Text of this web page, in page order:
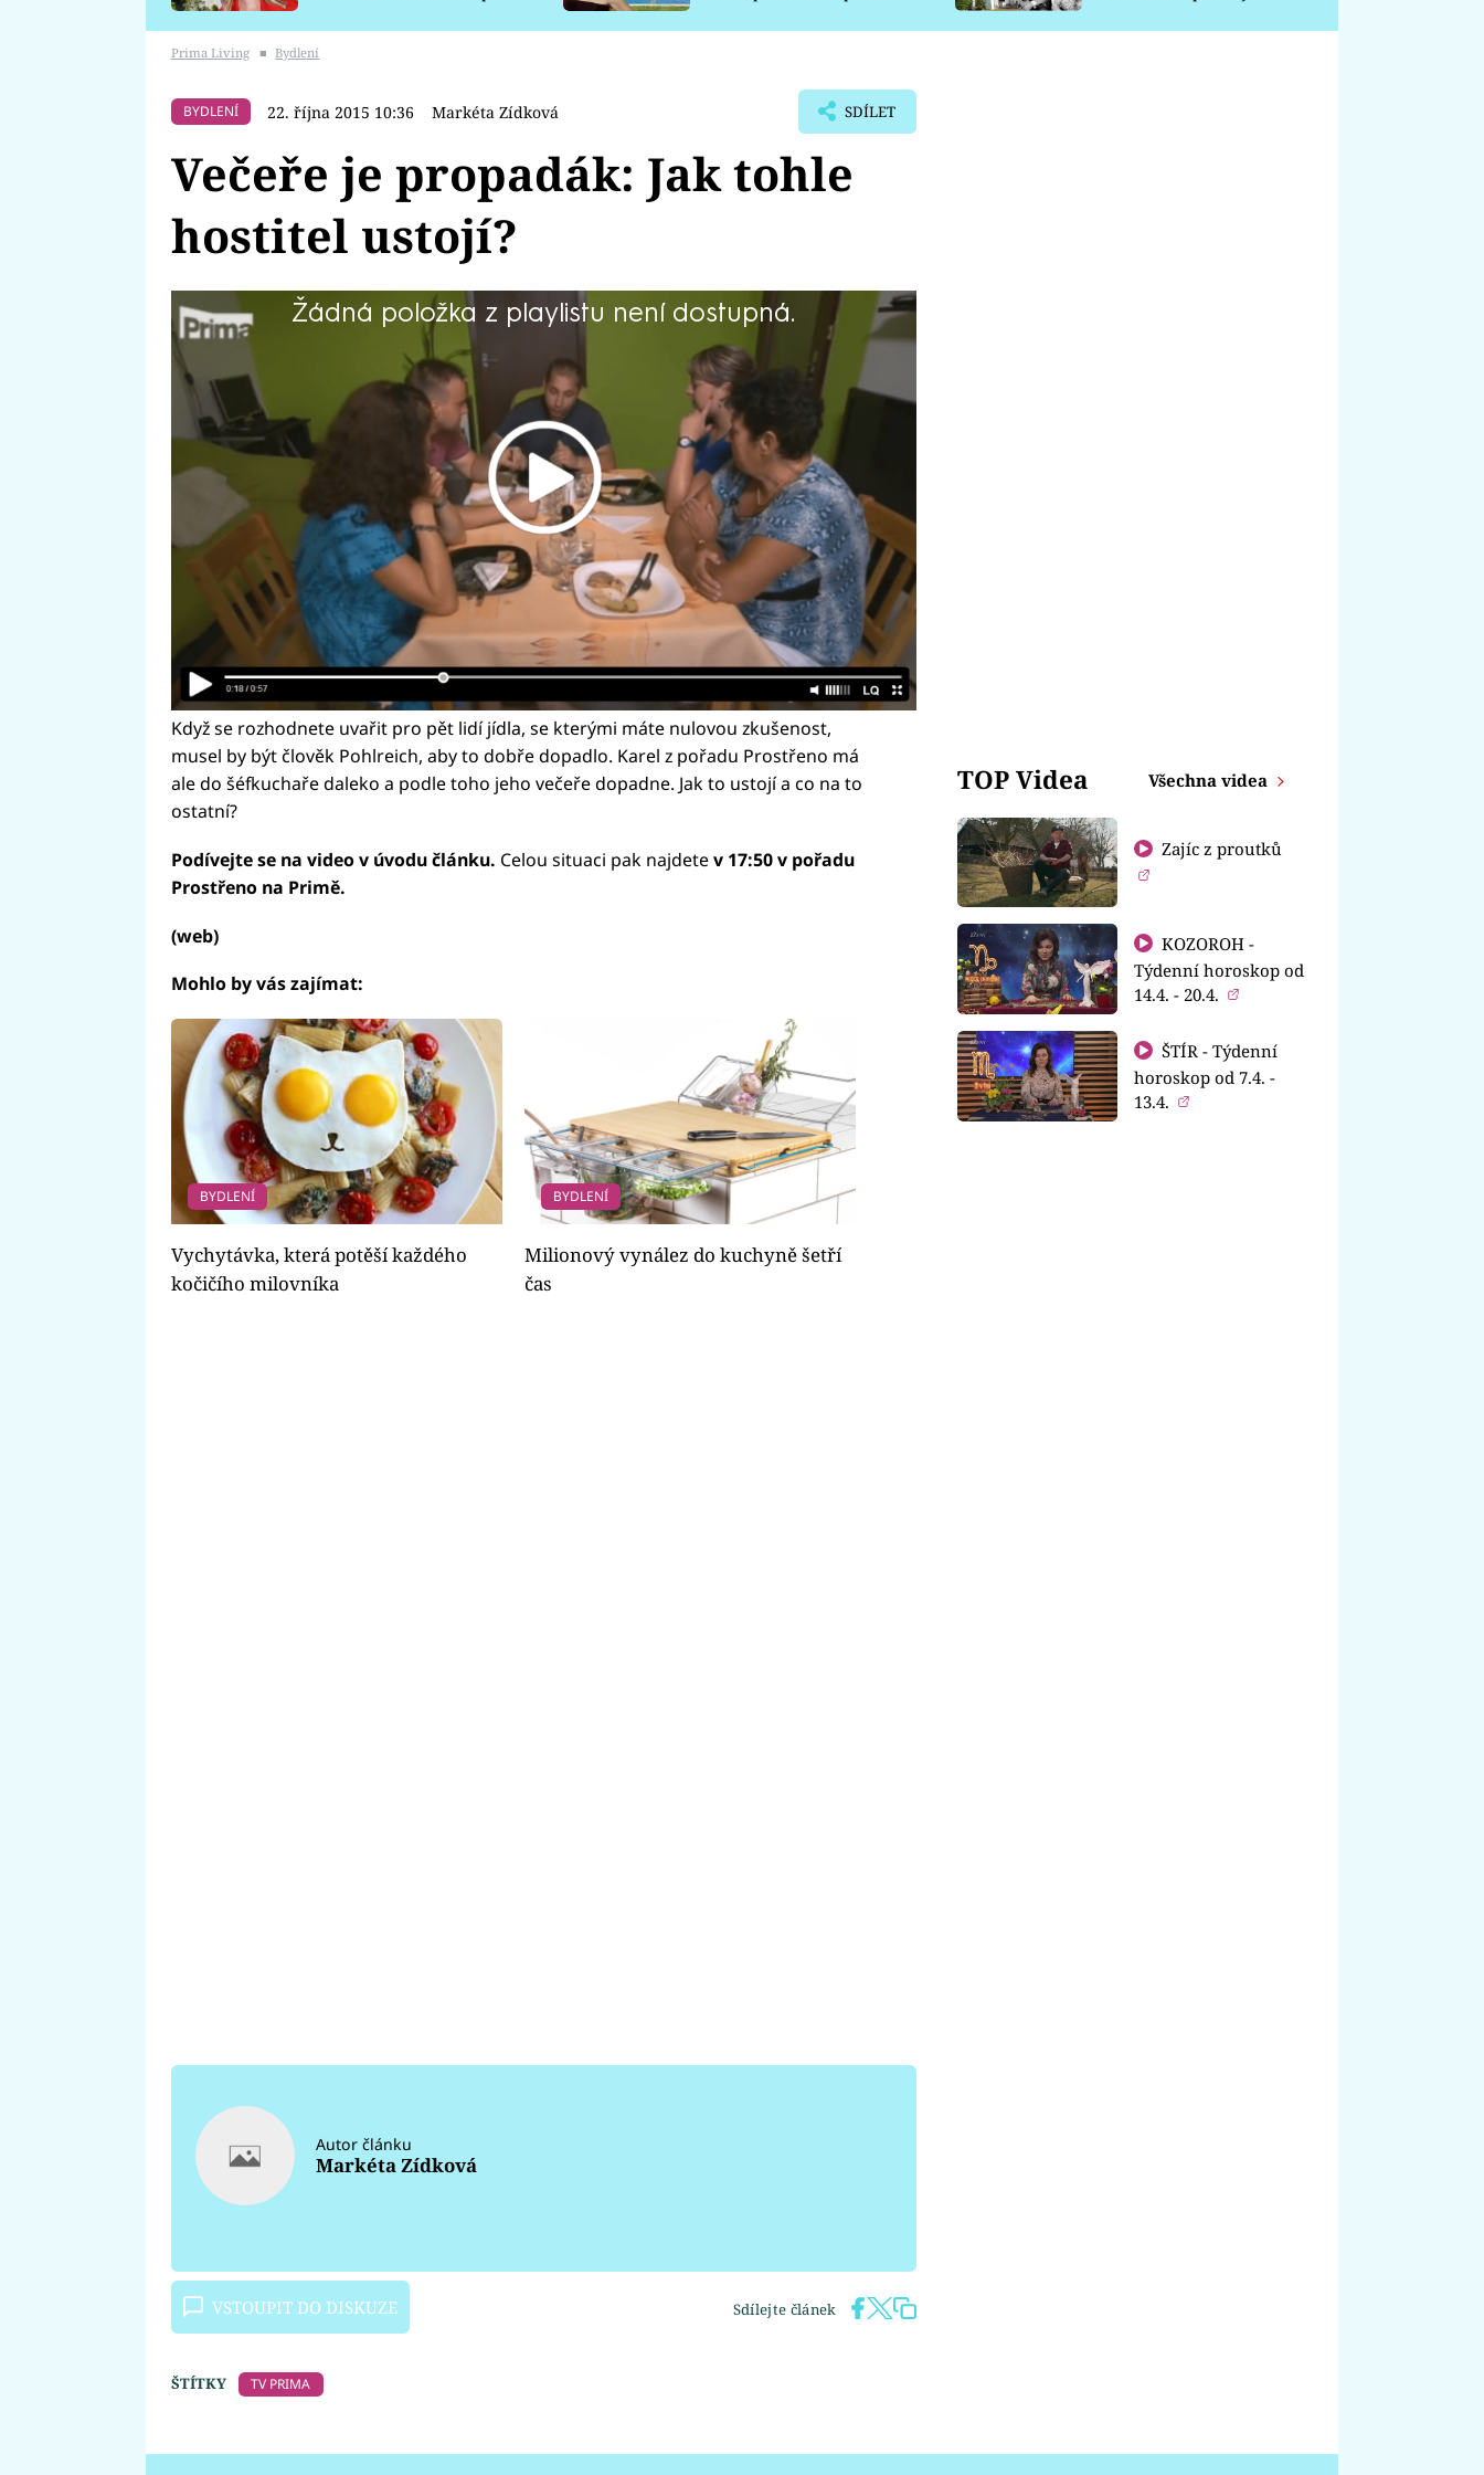
Prima Living ■ Bydlení
BYDLENÍ 22. října 2015 10:36 Markéta Zídková SDÍLET
Večeře je propadák: Jak tohle
hostitel ustojí?
Žádná položka z playlistu není dostupná.
Karel sice vaří, ale zpravidla jen těstoviny.
Když se rozhodnete uvařit pro pět lidí jídla, se kterými máte nulovou zkušenost,
musel by být člověk Pohlreich, aby to dobře dopadlo. Karel z pořadu Prostřeno má
ale do šéfkuchaře daleko a podle toho jeho večeře dopadne. Jak to ustojí a co na to
ostatní?
Podívejte se na video v úvodu článku. Celou situaci pak najdetev 17:50 v pořadu
Prostřeno na Primě.
(web)
Mohlo by vás zajímat:
BYDLENÍ
Vychytávka, která potěší každého
kočičího milovníka
BYDLENÍ
Milionový vynález do kuchyně šetří
čas
Autor článku
Markéta Zídková
VSTOUPIT DO DISKUZE Sdílejte článek
ŠTÍTKY TV PRIMA
TOP Videa Všechna videa
Zajíc z proutků
KOZOROH -
Týdenní horoskop od
14.4. - 20.4.
ŠTÍR - Týdenní
horoskop od 7.4. -
13.4.